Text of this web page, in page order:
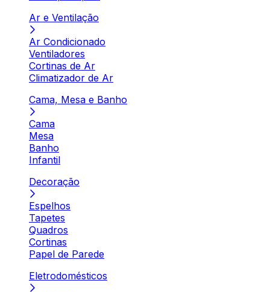
Ar e Ventilação
Ar Condicionado
Ventiladores
Cortinas de Ar
Climatizador de Ar
Cama, Mesa e Banho
Cama
Mesa
Banho
Infantil
Decoração
Espelhos
Tapetes
Quadros
Cortinas
Papel de Parede
Eletrodomésticos